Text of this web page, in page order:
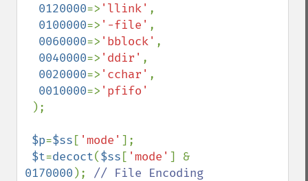
0120000=> 'llink' ,
0100000=> '-file' ,
0060000=> 'bblock' ,
0040000=> 'ddir' ,
0020000=> 'cchar' ,
0010000=> 'pfifo'
);
$p=$ss [ 'mode' ];
$t=decoct($ss [ 'mode'
0170000 ); // File Encoding